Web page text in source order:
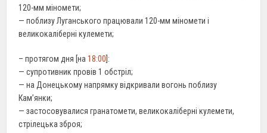
120-мм міномети;
— поблизу Луганського працювали 120-мм міномети і
великокаліберні кулемети;
– протягом дня [на18:00 ]:
— супротивник провів 1 обстріл;
— на Донецькому напрямку відкривали вогонь поблизу
Кам’янки;
— застосовувалися гранатомети, великокаліберні кулемети,
стрілецька зброя;